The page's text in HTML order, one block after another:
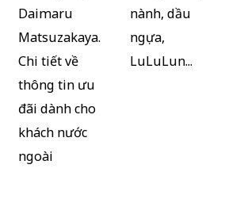
Daimaru
Matsuzakaya.
Chi tiết về
thông tin ưu
đãi dành cho
khách nước
ngoài
nành, dầu
ngựa,
LuLuLun...